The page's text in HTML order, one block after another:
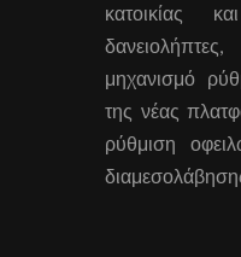
κατοικίας
μηχανισμό
της νέας
ρύθμιση